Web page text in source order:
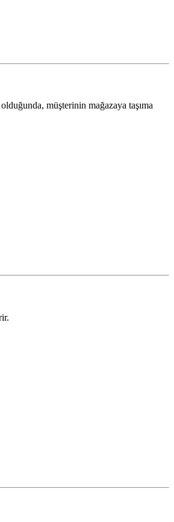
müşterinin mağazaya taşıma